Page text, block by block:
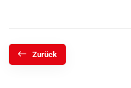
Zurück